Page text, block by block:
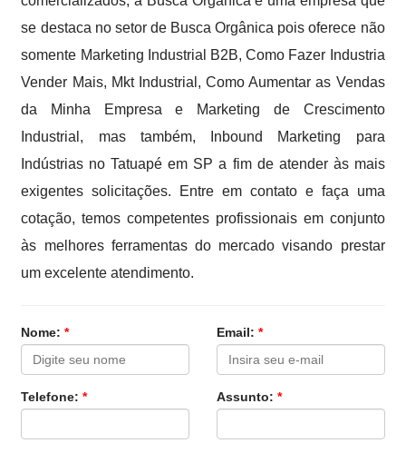
se destaca no setor de Busca Orgânica pois oferece não
somente Marketing Industrial B2B, Como Fazer Industria
Vender Mais, Mkt Industrial, Como Aumentar as Vendas
da Minha Empresa e Marketing de Crescimento
Industrial, mas também, Inbound Marketing para
Indústrias no Tatuapé em SP a fim de atender às mais
exigentes solicitações. Entre em contato e faça uma
cotação, temos competentes profissionais em conjunto
às melhores ferramentas do mercado visando prestar
um excelente atendimento.
Nome:* Email: *
Telefone:* Assunto: *